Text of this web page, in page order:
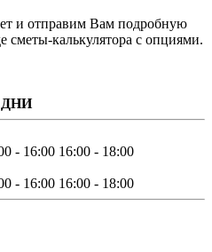
и отправим Вам подробную
сметы-калькулятора с опциями.
- 16:00 16:00 - 18:00
- 16:00 16:00 - 18:00